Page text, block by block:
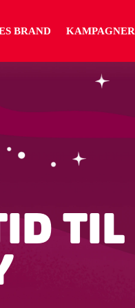
BRAND KAMPAGNER
TIL